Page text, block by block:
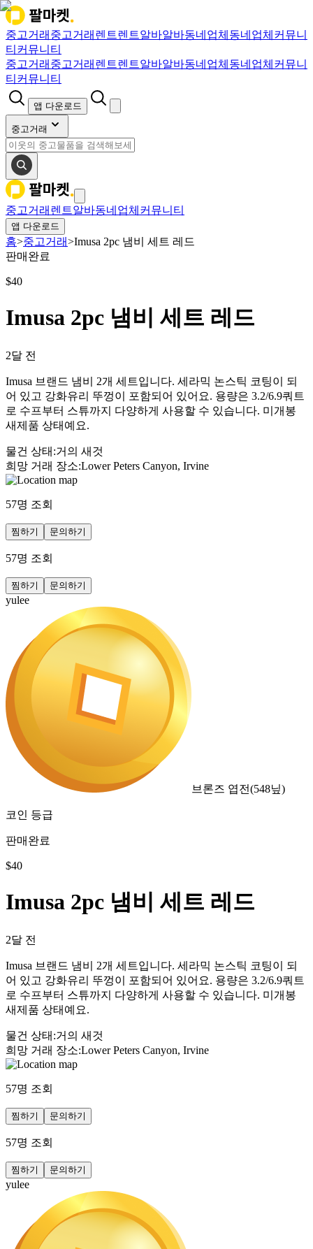
중고거래 중고거래 렌트렌트알바알바동네업체 동네업체 커뮤니
티 커뮤니티
중고거래 중고거래 렌트렌트알바알바동네업체 동네업체 커뮤니
티 커뮤니티
앱 다운로드
중고거래
중고거래 렌트알바동네업체 커뮤니티
앱 다운로드
홈>중고거래>Imusa 2pc 냄비 세트 레드
판매완료
$40
Imusa 2pc 냄비 세트 레드
2달 전
Imusa 브랜드 냄비 2개 세트입니다. 세라믹 논스틱 코팅이 되
어 있고 강화유리 뚜껑이 포함되어 있어요. 용량은 3.2/6.9쿼트
로 수프부터 스튜까지 다양하게 사용할 수 있습니다. 미개봉
새제품 상태예요.
물건 상태 :거의 새것
희망 거래 장소:Lower Peters Canyon, Irvine
57명 조회
찜하기 문의하기
57명 조회
찜하기 문의하기
yulee
브론즈 엽전(548닢)
코인 등급
판매완료
$40
Imusa 2pc 냄비 세트 레드
2달 전
Imusa 브랜드 냄비 2개 세트입니다. 세라믹 논스틱 코팅이 되
어 있고 강화유리 뚜껑이 포함되어 있어요. 용량은 3.2/6.9쿼트
로 수프부터 스튜까지 다양하게 사용할 수 있습니다. 미개봉
새제품 상태예요.
물건 상태 :거의 새것
희망 거래 장소:Lower Peters Canyon, Irvine
57명 조회
찜하기 문의하기
57명 조회
찜하기 문의하기
yulee